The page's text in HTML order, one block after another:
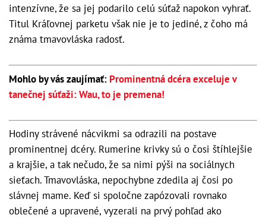
intenzívne, že sa jej podarilo celú súťaž napokon vyhrať.
Titul Kráľovnej parketu však nie je to jediné, z čoho má
známa tmavovláska radosť.
Mohlo by vás zaujímať: Prominentná dcéra exceluje v
tanečnej súťaži: Wau, to je premena!
Hodiny strávené nácvikmi sa odrazili na postave
prominentnej dcéry. Rumerine krivky sú o čosi štíhlejšie
a krajšie, a tak nečudo, že sa nimi pýši na sociálnych
sieťach. Tmavovláska, nepochybne zdedila aj čosi po
slávnej mame. Keď si spoločne zapózovali rovnako
oblečené a upravené, vyzerali na prvý pohľad ako